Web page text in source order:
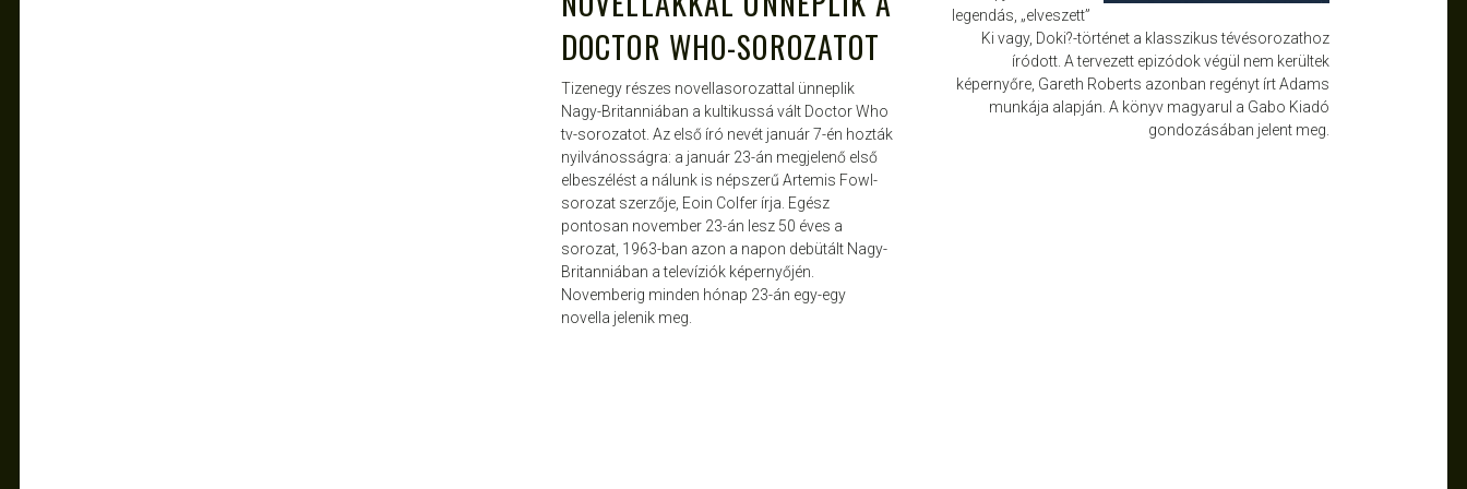
legendás, „elveszett”
Ki vagy, Doki?-történet a klasszikus tévésorozathoz
íródott. A tervezett epizódok végül nem kerültek
képernyőre, Gareth Roberts azonban regényt írt Adams
munkája alapján. A könyv magyarul a Gabo Kiadó
gondozásában jelent meg.
DOCTOR WHO-SOROZATOT
Tizenegy részes novellasorozattal ünneplik
Nagy-Britanniában a kultikussá vált Doctor Who
tv-sorozatot. Az első író nevét január 7-én hozták
nyilvánosságra: a január 23-án megjelenő első
elbeszélést a nálunk is népszerű Artemis Fowl-
sorozat szerzője, Eoin Colfer írja. Egész
pontosan november 23-án lesz 50 éves a
sorozat, 1963-ban azon a napon debütált Nagy-
Britanniában a televíziók képernyőjén.
Novemberig minden hónap 23-án egy-egy
novella jelenik meg.